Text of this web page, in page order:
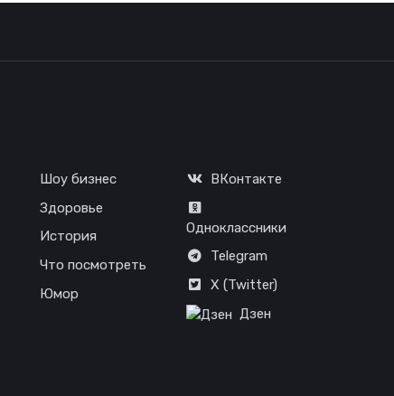
Шоу бизнес
Здоровье
История
Что посмотреть
Юмор
ВКонтакте
Одноклассники
Telegram
X (Twitter)
Дзен